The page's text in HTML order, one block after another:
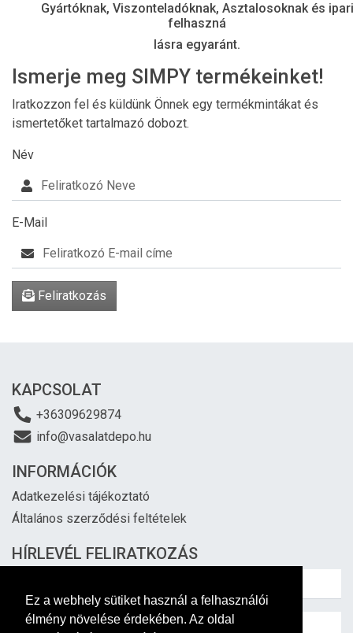
Ez a webhely sütiket használ a felhasználói
élmény növelése érdekében. Az oldal
Gyártóknak, Viszonteladóknak, Asztalosoknak és ipari
felhaszná
lásra egyaránt.
Ismerje meg SIMPY termékeinket!
Iratkozzon fel és küldünk Önnek egy termékmintákat és
ismertetőket tartalmazó dobozt.
Név
E-Mail
Feliratkozás
KAPCSOLAT
+36309629874
info@vasalatdepo.hu
INFORMÁCIÓK
Adatkezelési tájékoztató
Általános szerződési feltételek
HÍRLEVÉL FELIRATKOZÁS